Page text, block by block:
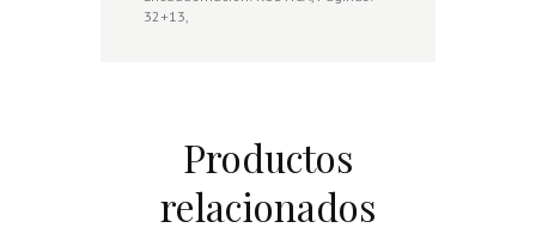
32+13,
Productos
relacionados